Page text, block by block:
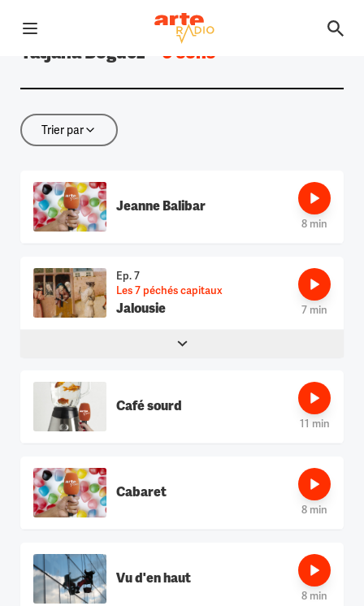
Ouvrir le menu
Retour à la page d'accueil
Tatjana Bogucz 5 sons
Trier par
Trier par
Jeanne Balibar
8 min
Jalousie
Les 7 péchés capitaux
Ep. 7
7 min
Café sourd
11 min
Cabaret
8 min
Vu d'en haut
8 min